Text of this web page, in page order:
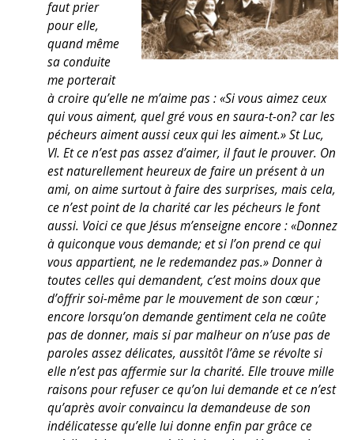
faut prier
pour elle,
quand même
sa conduite
me porterait
à croire qu’elle ne m’aime pas : «Si vous aimez ceux
qui vous aiment, quel gré vous en saura-t-on? car les
pécheurs aiment aussi ceux qui les aiment.» St Luc,
VI. Et ce n’est pas assez d’aimer, il faut le prouver. On
est naturellement heureux de faire un présent à un
ami, on aime surtout à faire des surprises, mais cela,
ce n’est point de la charité car les pécheurs le font
aussi. Voici ce que Jésus m’enseigne encore : «Donnez
à quiconque vous demande; et si l’on prend ce qui
vous appartient, ne le redemandez pas.» Donner à
toutes celles qui demandent, c’est moins doux que
d’offrir soi-même par le mouvement de son cœur ;
encore lorsqu’on demande gentiment cela ne coûte
pas de donner, mais si par malheur on n’use pas de
paroles assez délicates, aussitôt l’âme se révolte si
elle n’est pas affermie sur la charité. Elle trouve mille
raisons pour refuser ce qu’on lui demande et ce n’est
qu’après avoir convaincu la demandeuse de son
indélicatesse qu’elle lui donne enfin par grâce ce